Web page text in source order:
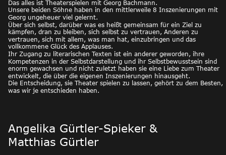
Das alles ist Theaterspielen mit Georg Bachmann.
Unsere beiden Söhne haben in den mittlerweile 8 Inszenierungen mit
Georg ungeheuer viel gelernt.
Über sich selbst, darüber was es heißt gemeinsam für ein Ziel zu
kämpfen, dran zu bleiben, sich selbst zu vertrauen, Anderen zu
vertrauen, sich mit allem, was man hat, einzubringen und das
vollkommene Glück des Applauses.
Ihr Zugang zu literarischen Texten ist ein anderer geworden, ihre
Kompetenzen in der Selbstdarstellung und ihr Selbstbewusstsein sind
enorm gewachsen und nicht zuletzt haben sie eine Liebe zum Theater
entwickelt, die über die eigenen Inszenierungen hinausgeht.
Die Entscheidung, sie Theater spielen zu lassen, gehört zu dem Besten,
was wir je entschieden haben.
Angelika Gürtler-Spieker &
Matthias Gürtler